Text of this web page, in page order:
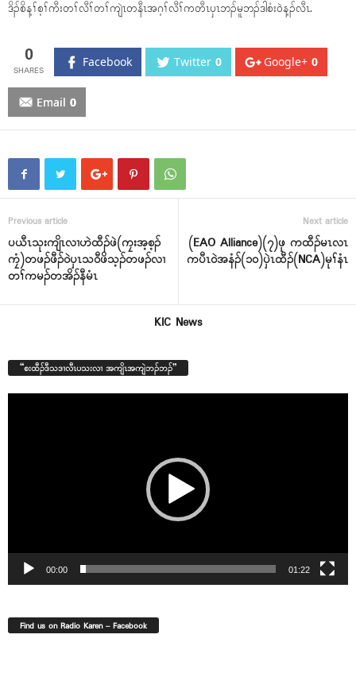
ဒိၣ်စိန့ၢ်စ့ၢ်ကီးတၢ်လီၢ်တၢ်ကျဲၤတနီၤအဂ့ၢ်လီၢ်ကတီၤပှၤဘၣ်မူဘၣ်ဒါစံးဝဲန့ၣ်လီၤ.
0 Facebook Twitter 0 Google+ 0
Email 0
Previous article
ပယီၤသုးကျိၤလၢဟဲထီၣ်ဖဲ(ကၠးအ့စ့ၣ်
ကၠံ)တဖၣ်ဖီၣ်ဝဲပှၤသဝီဖိသ့ၣ်တဖၣ်လၢ
တၢ်ကမၣ်တအိၣ်နီမံၤ
Next article
(EAO Alliance)(၇)ဖု ကထီၣ်မၤလၤ
ကပီၤဝဲအနံၣ်(၁၀)ပှဲၤထီၣ်(NCA)မုၢ်နံၤ
KIC News
“စးထီၣ်ဒီသဒၢလီၤပသးလၢ အကျိၤအကျဲဘၣ်ဘၣ်”
00:00 01:22
Find us on Radio Karen – Facebook